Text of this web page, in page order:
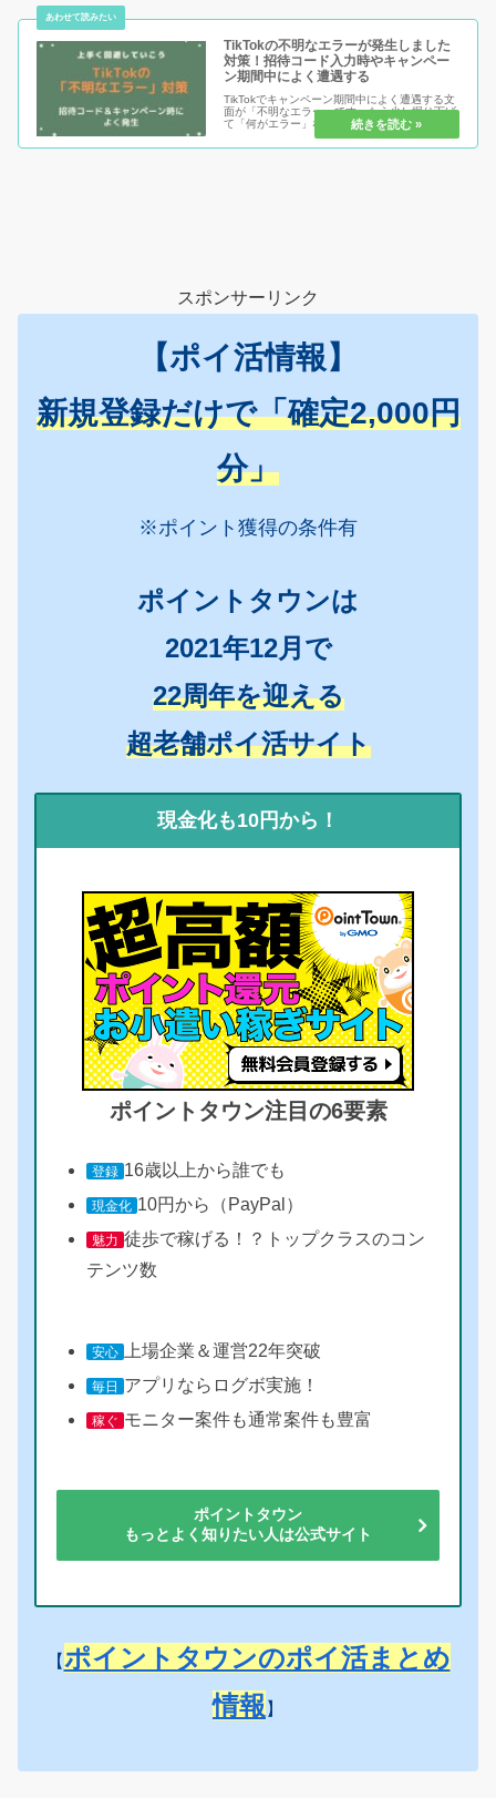
TikTokの不明なエラーが発生しました
対策！招待コード入力時やキャンペー
ン期間中によく遭遇する
TikTokでキャンペーン期間中によく遭遇する文
面が「不明なエラー」です。もう少し掘り下げ
て「何がエラー」なのかを教えてくれれば対策
もしやすいのが悩ましい点です。私が遭遇した
パターンだと「キャンペーン期間中」がほとん
スポンサーリンク
【ポイ活情報】
新規登録だけで「確定2,000円
分」
※ポイント獲得の条件有
ポイントタウンは
2021年12月で
22周年を迎える
超老舗ポイ活サイト
現金化も10円から！
ポイントタウン注目の6要素
登録 16歳以上から誰でも
現金化 10円から（PayPal）
魅力 徒歩で稼げる！？トップクラスのコン
テンツ数
安心 上場企業＆運営22年突破
毎日 アプリならログボ実施！
稼ぐ モニター案件も通常案件も豊富
ポイントタウン
もっとよく知りたい人は公式サイト
【ポイントタウンのポイ活まとめ
情報 】